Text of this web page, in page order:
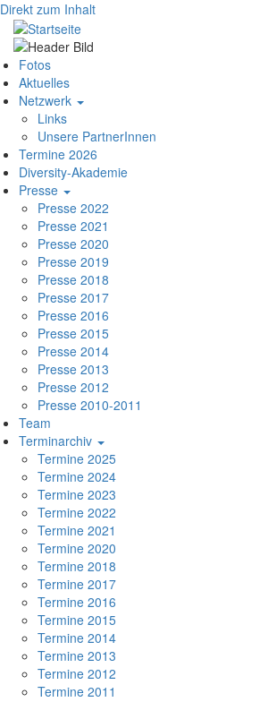
Direkt zum Inhalt
Hauptnavigation
Fotos
Aktuelles
Netzwerk
Links
Unsere PartnerInnen
Termine 2026
Diversity-Akademie
Presse
Presse 2022
Presse 2021
Presse 2020
Presse 2019
Presse 2018
Presse 2017
Presse 2016
Presse 2015
Presse 2014
Presse 2013
Presse 2012
Presse 2010-2011
Team
Terminarchiv
Termine 2025
Termine 2024
Termine 2023
Termine 2022
Termine 2021
Termine 2020
Termine 2018
Termine 2017
Termine 2016
Termine 2015
Termine 2014
Termine 2013
Termine 2012
Termine 2011